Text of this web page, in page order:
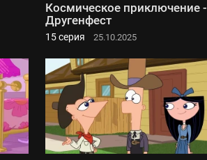
Космическое приключение -
Другенфест
15 серия 25.10.2025